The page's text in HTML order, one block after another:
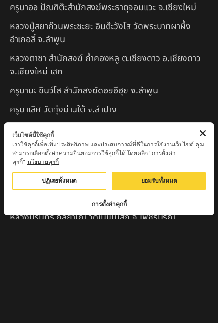
ครูบาออ ปัณฑิต๊ะสำนักสงฆ์พระธาตุจอมแวะ จ.เชียงใหม่
หลวงปู่สยาก๊วนพระชะยะ อินต๊ะวังโส วัดพระบาทผาผึ้ง
อำเภอลี้ จ.ลำพูน
หลวงตาชา สำนักสงฆ์ ถ้ำคองหลู ต.เชียงดาว อ.เชียงดาว
จ.เชียงใหม่ เสก
ครูบานะ ชินวํโส สำนักสงฆ์ดอยอีฮุย จ.ลำพูน
ครูบาเลิศ วัดทุ่งม่านใต้ จ.ลำปาง
หลวงปู่หนู นรินโท วัดวังท่าดี จ.เพชรบูรณ์
ครูบาทอง วัดก้อท่า จ.ลำพูน
ครูบาตุ๊เจ้าปู่หว่าหลิ่ง วิระทะโย วัดเวฬุวัน อ.เชียงดาว
จ.เชียงใหม่
ครูบาศรี สุจิตโต บ้านสบก๋ง จ.ลำปาง
หลวงปู่รินทร์ กลฺยาโณ วัดเนินโบสถ์ จ.เพชรบูรณ์
เว็บไซต์นี้ใช้คุกกี้
เราใช้คุกกี้เพื่อเพิ่มประสิทธิภาพ และประสบการณ์ที่ดีในการใช้งานเว็บไซต์ คุณ
สามารถเลือกตั้งค่าความยินยอมการใช้คุกกี้ได้ โดยคลิก "การตั้งค่า
คุกกี้" นโยบายคุกกี้
ปฏิเสธทั้งหมด ยอมรับทั้งหมด
การตั้งค่าคุกกี้